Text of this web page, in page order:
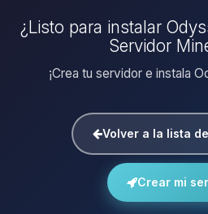
¿Listo para instalar
Servidor
¡Crea tu servidor e instala
Volver a la lista
Crear mi